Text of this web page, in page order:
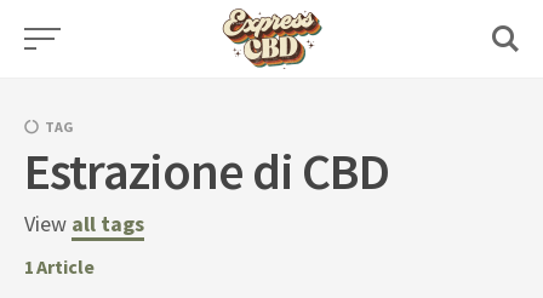
Skip
TAG
Estrazione di CBD
View all tags
1Article